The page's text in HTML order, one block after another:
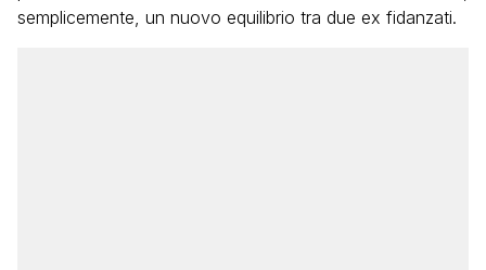
semplicemente, un nuovo equilibrio tra due ex fidanzati.